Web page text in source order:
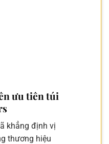
ưu tiên túi
khẳng định vị
thương hiệu